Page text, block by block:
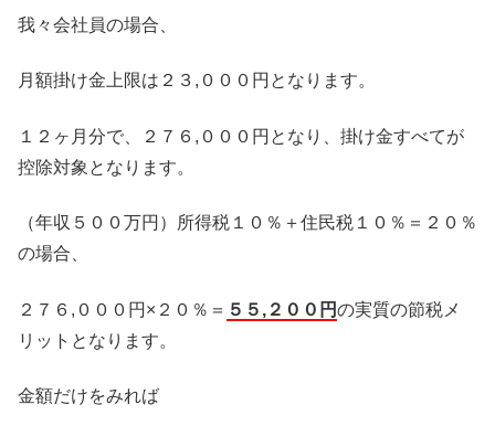
我々会社員の場合、
月額掛け金上限は２３,０００円となります。
１２ヶ月分で、２７６,０００円となり、掛け金すべてが
控除対象となります。
（年収５００万円）所得税１０％＋住民税１０％＝２０％
の場合、
２７６,０００円×２０％＝ ５５,２００円の実質の節税メ
リットとなります。
金額だけをみれば